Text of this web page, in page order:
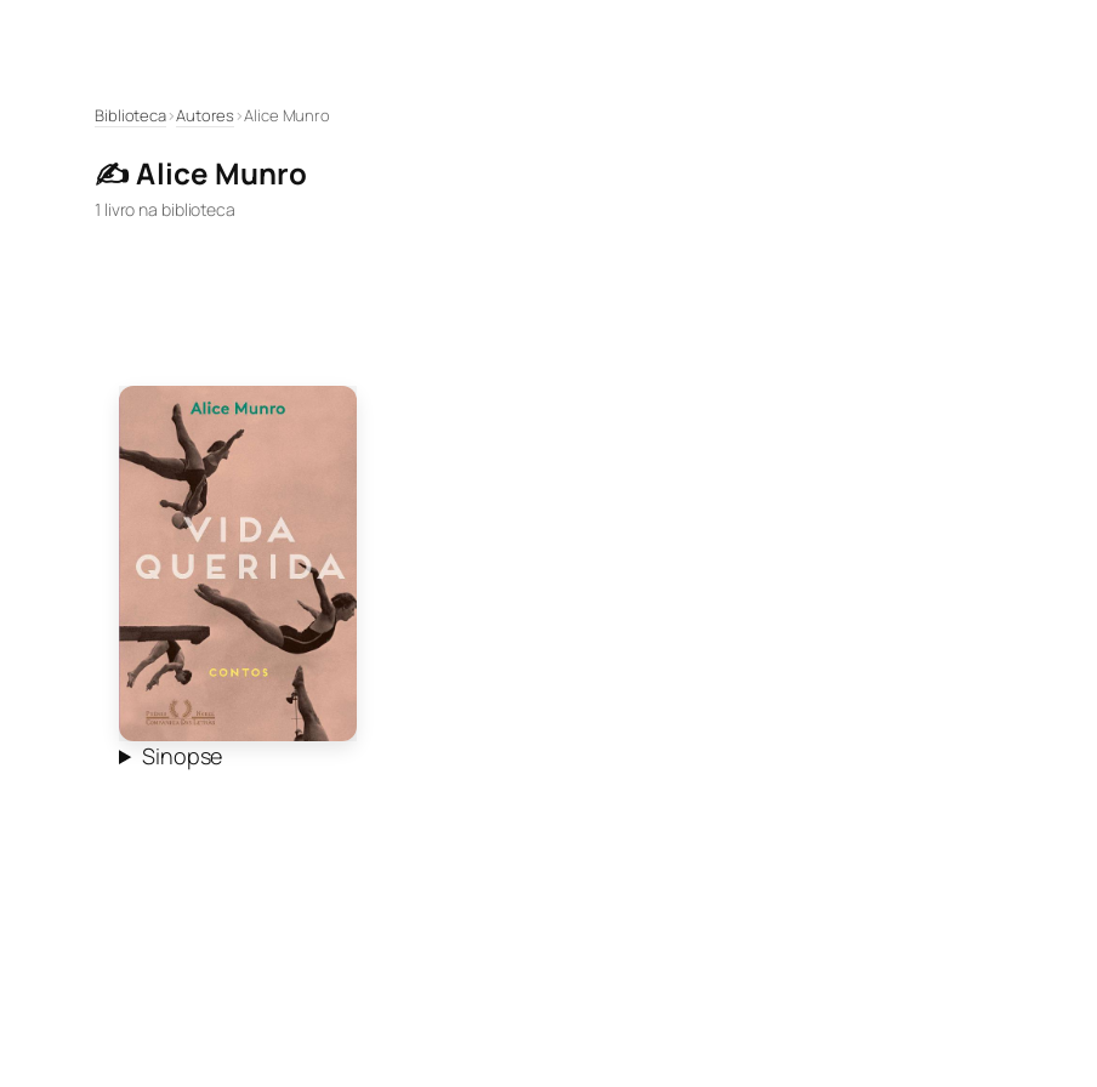
conteúdo
Biblioteca›Autores›Alice Munro
✍️ Alice Munro
1 livro na biblioteca
Sinopse